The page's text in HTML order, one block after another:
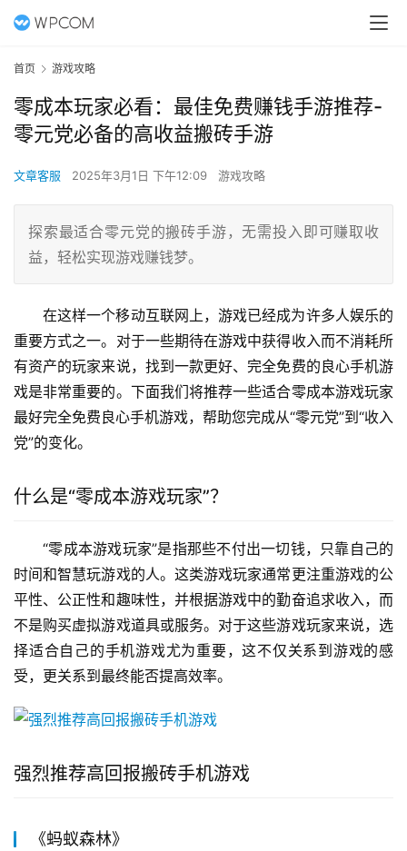
首页 游戏攻略
零成本玩家必看：最佳免费赚钱手游推荐-
零元党必备的高收益搬砖手游
文章客服 2025年3月1日 下午12:09 游戏攻略
探索最适合零元党的搬砖手游，无需投入即可赚取收
益，轻松实现游戏赚钱梦。
在这样一个移动互联网上，游戏已经成为许多人娱乐的
重要方式之一。对于一些期待在游戏中获得收入而不消耗所
有资产的玩家来说，找到一款更好、完全免费的良心手机游
戏是非常重要的。下面我们将推荐一些适合零成本游戏玩家
最好完全免费良心手机游戏，帮助您完成从“零元党”到“收入
党”的变化。
什么是“零成本游戏玩家”？
“零成本游戏玩家”是指那些不付出一切钱，只靠自己的
时间和智慧玩游戏的人。这类游戏玩家通常更注重游戏的公
平性、公正性和趣味性，并根据游戏中的勤奋追求收入，而
不是购买虚拟游戏道具或服务。对于这些游戏玩家来说，选
择适合自己的手机游戏尤为重要，这不仅关系到游戏的感
受，更关系到最终能否提高效率。
强烈推荐高回报搬砖手机游戏
《蚂蚁森林》